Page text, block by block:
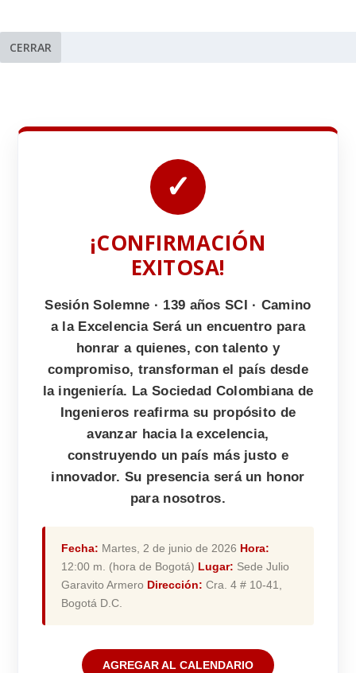
CERRAR
✓
¡CONFIRMACIÓN
EXITOSA!
Sesión Solemne · 139 años SCI · Camino
a la Excelencia Será un encuentro para
honrar a quienes, con talento y
compromiso, transforman el país desde
la ingeniería. La Sociedad Colombiana de
Ingenieros reafirma su propósito de
avanzar hacia la excelencia,
construyendo un país más justo e
innovador. Su presencia será un honor
para nosotros.
Fecha: Martes, 2 de junio de 2026 Hora:
12:00 m. (hora de Bogotá) Lugar: Sede Julio
Garavito Armero Dirección: Cra. 4 # 10-41,
Bogotá D.C.
AGREGAR AL CALENDARIO